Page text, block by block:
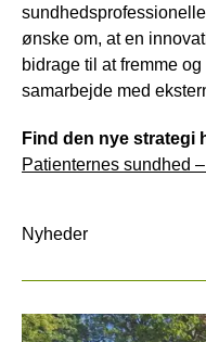
ønske om, at en
bidrage til at fremme
samarbejde med
Find den nye strategi
Patienternes sundhed
Nyheder